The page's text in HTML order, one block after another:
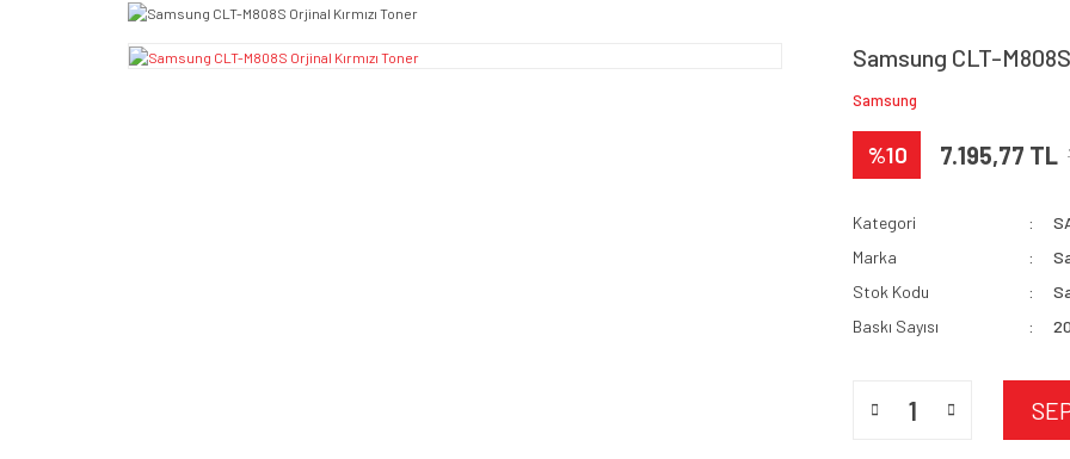
Samsung CLT-
Samsung
%10 7.195,77 TL
Kategori
Marka
Stok Kodu
Baskı Sayısı